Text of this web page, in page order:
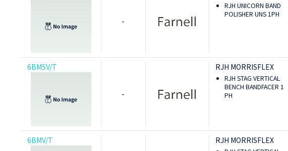
-
RJH UNICORN BAND
POLISHER UNS 1PH
6BMSV/T
-
RJH MORRISFLEX
RJH STAG VERTICAL
BENCH BANDFACER 1
PH
6BMV/T RJH MORRISFLEX